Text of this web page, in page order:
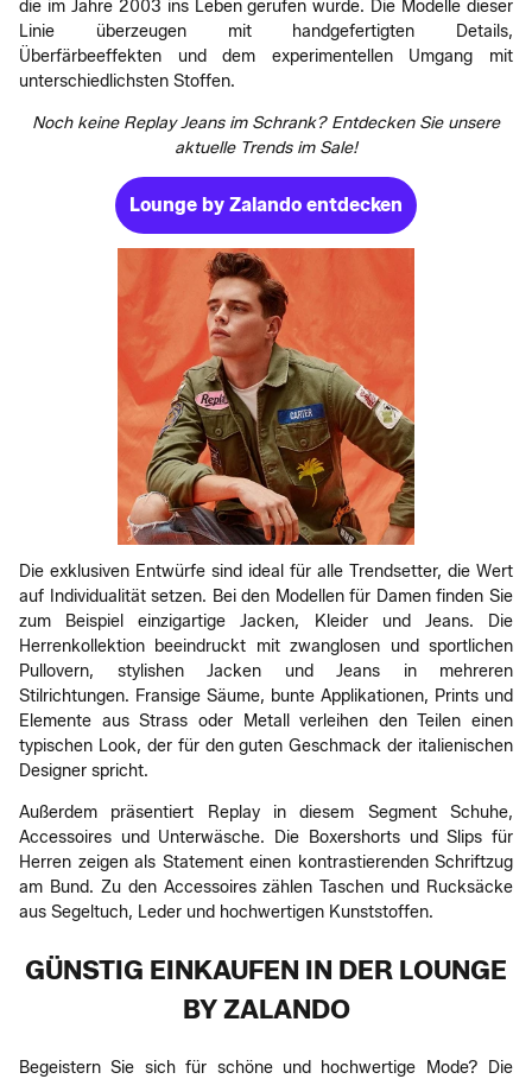
die im Jahre 2003 ins Leben gerufen wurde. Die Modelle dieser
Linie überzeugen mit handgefertigten Details,
Überfärbeeffekten und dem experimentellen Umgang mit
unterschiedlichsten Stoffen.
Noch keine Replay Jeans im Schrank? Entdecken Sie unsere
aktuelle Trends im Sale!
Lounge by Zalando entdecken
Die exklusiven Entwürfe sind ideal für alle Trendsetter, die Wert
auf Individualität setzen. Bei den Modellen für Damen finden Sie
zum Beispiel einzigartige Jacken, Kleider und Jeans. Die
Herrenkollektion beeindruckt mit zwanglosen und sportlichen
Pullovern, stylishen Jacken und Jeans in mehreren
Stilrichtungen. Fransige Säume, bunte Applikationen, Prints und
Elemente aus Strass oder Metall verleihen den Teilen einen
typischen Look, der für den guten Geschmack der italienischen
Designer spricht.
Außerdem präsentiert Replay in diesem Segment Schuhe,
Accessoires und Unterwäsche. Die Boxershorts und Slips für
Herren zeigen als Statement einen kontrastierenden Schriftzug
am Bund. Zu den Accessoires zählen Taschen und Rucksäcke
aus Segeltuch, Leder und hochwertigen Kunststoffen.
GÜNSTIG EINKAUFEN IN DER LOUNGE
BY ZALANDO
Begeistern Sie sich für schöne und hochwertige Mode? Die